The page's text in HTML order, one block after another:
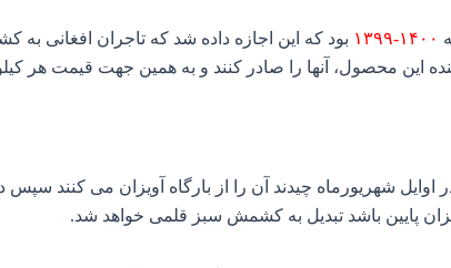
۱۴۰۰-۱۳۹۹
بود که این اجازه داده شد که تاجران افغانی
این محصول، آنها را صادر کنند و به همین جهت قیمت هر
شهریورماه چیدند آن را از بارگاه آویزان می کنند سپس
پایین باشد تبدیل به کشمش سبز قلمی خواهد شد.